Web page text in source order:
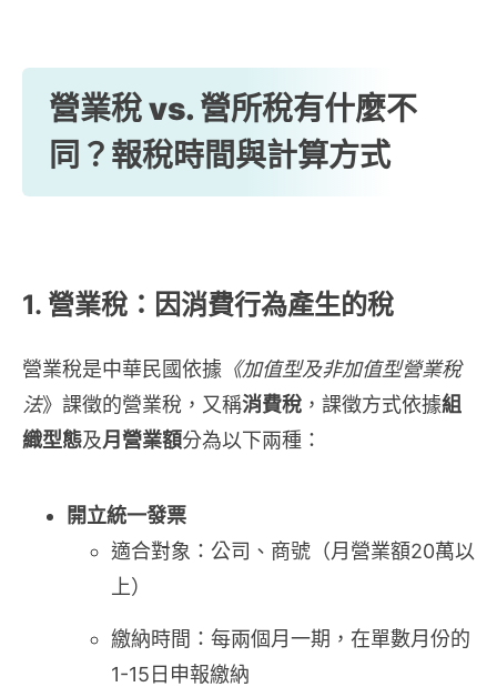
營業稅 vs. 營所稅有什麼不
同？報稅時間與計算方式
1. 營業稅 ：因消費行為產生的稅
營業稅是中華民國依據 《加值型及非加值型營業稅
法》課徵的營業稅，又稱消費稅 ，課徵方式依據組
織型態及月營業額分為以下兩種：
開立統一發票
適合對象：公司、商號（月營業額20萬以
上）
繳納時間：每兩個月一期，在單數月份的
1-15日申報繳納